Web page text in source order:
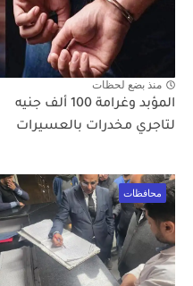
منذ بضع لحظات
المؤبد وغرامة 100 ألف جنيه
لتاجري مخدرات بالعسيرات
محافظات